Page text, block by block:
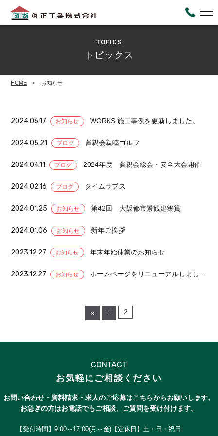
TOPICS
トピックス
HOME お知らせ
2024.06.17 お知らせ WORKS 施工事例を更新しました。
2024.05.21 ブログ 眞親会親睦ゴルフ
2024.04.11 ブログ 2024年度 眞親会総会・安全大会開催
2024.02.16 ブログ タイムラプス
2024.01.25 お知らせ 第42回 大阪都市景観建築賞
2024.01.06 お知らせ 新年ご挨拶
2023.12.27 お知らせ 年末年始休業のお知らせ
2023.12.27 お知らせ ホームページをリニューアルしました。
« 1 2
CONTACT
お気軽にご相談ください
お問い合わせ・資料請求・求人のご応募はこちらからお願いします。
お急ぎの方はお電話でもご相談、ご質問を受け付けます。
【受付時間】9:00～17:00(月～金)【定休日】土・日・祝日